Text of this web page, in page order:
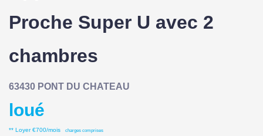
Proche Super U avec 2
chambres
63430 PONT DU CHATEAU
loué
** Loyer €700/mois charges comprises